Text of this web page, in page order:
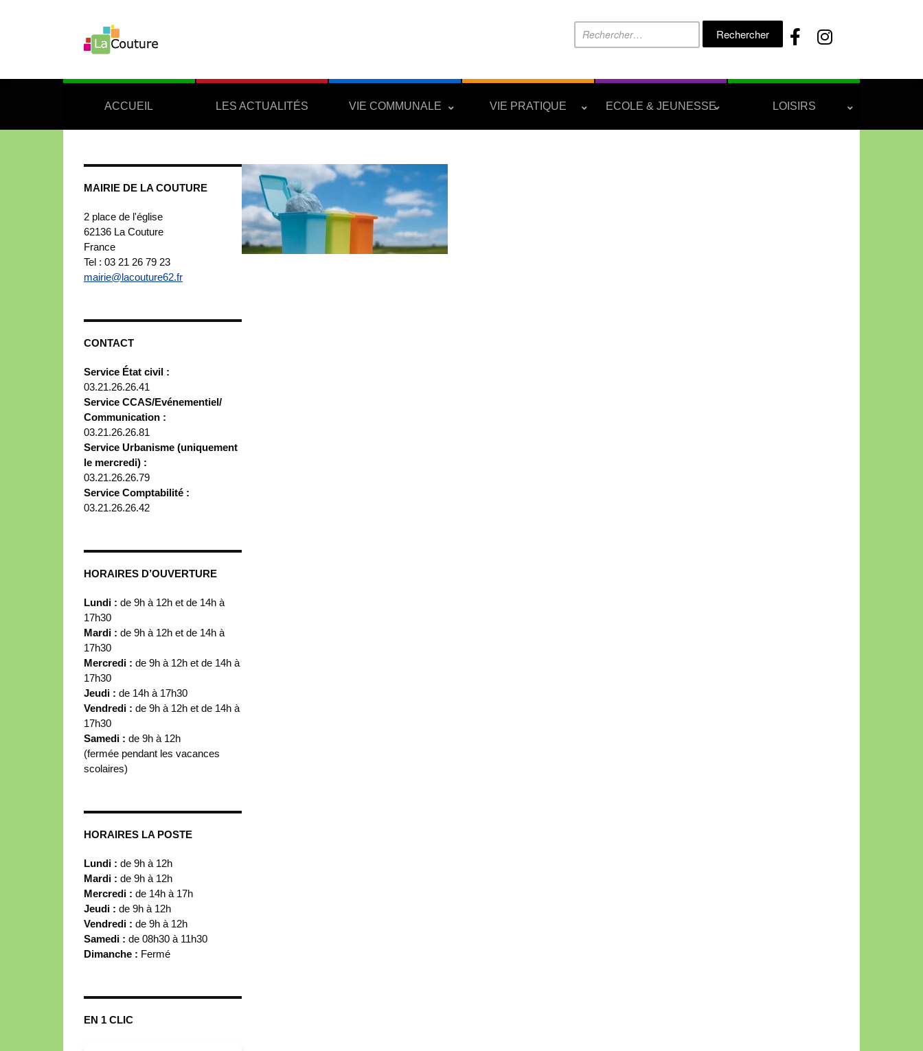
Rechercher :
ACCUEIL LES ACTUALITÉS VIE COMMUNALE VIE PRATIQUE ECOLE & JEUNESSE LOISIRS
MAIRIE DE LA COUTURE
2 place de l'église
62136 La Couture
France
Tel : 03 21 26 79 23
mairie@lacouture62.fr
CONTACT
Service État civil :
03.21.26.26.41
Service CCAS/Evénementiel/
Communication :
03.21.26.26.81
Service Urbanisme (uniquement
le mercredi) :
03.21.26.26.79
Service Comptabilité :
03.21.26.26.42
HORAIRES D’OUVERTURE
Lundi : de 9h à 12h et de 14h à
17h30
Mardi : de 9h à 12h et de 14h à
17h30
Mercredi : de 9h à 12h et de 14h à
17h30
Jeudi : de 14h à 17h30
Vendredi : de 9h à 12h et de 14h à
17h30
Samedi : de 9h à 12h
(fermée pendant les vacances
scolaires)
HORAIRES LA POSTE
Lundi : de 9h à 12h
Mardi : de 9h à 12h
Mercredi : de 14h à 17h
Jeudi : de 9h à 12h
Vendredi : de 9h à 12h
Samedi : de 08h30 à 11h30
Dimanche : Fermé
EN 1 CLIC